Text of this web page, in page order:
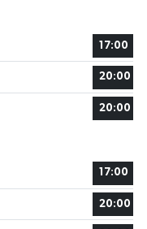
17:00
20:00
20:00
17:00
20:00